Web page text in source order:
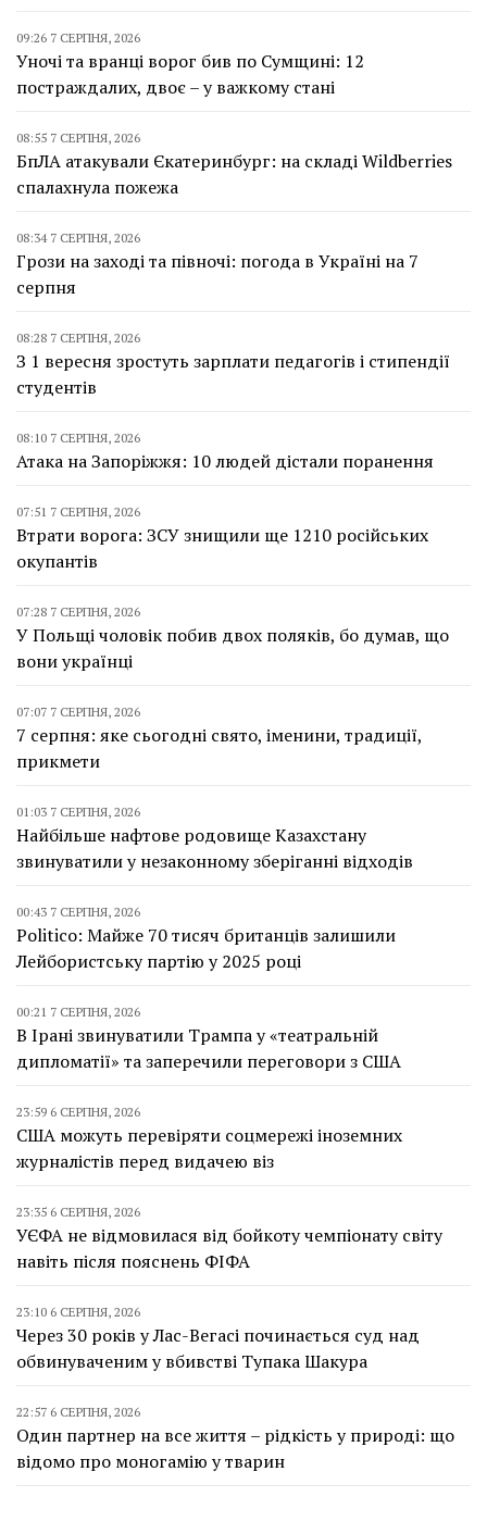
09:26 7 СЕРПНЯ, 2026
Уночі та вранці ворог бив по Сумщині: 12
постраждалих, двоє – у важкому стані
08:55 7 СЕРПНЯ, 2026
БпЛА атакували Єкатеринбург: на складі Wildberries
спалахнула пожежа
08:34 7 СЕРПНЯ, 2026
Грози на заході та півночі: погода в Україні на 7
серпня
08:28 7 СЕРПНЯ, 2026
З 1 вересня зростуть зарплати педагогів і стипендії
студентів
08:10 7 СЕРПНЯ, 2026
Атака на Запоріжжя: 10 людей дістали поранення
07:51 7 СЕРПНЯ, 2026
Втрати ворога: ЗСУ знищили ще 1210 російських
окупантів
07:28 7 СЕРПНЯ, 2026
У Польщі чоловік побив двох поляків, бо думав, що
вони українці
07:07 7 СЕРПНЯ, 2026
7 серпня: яке сьогодні свято, іменини, традиції,
прикмети
01:03 7 СЕРПНЯ, 2026
Найбільше нафтове родовище Казахстану
звинуватили у незаконному зберіганні відходів
00:43 7 СЕРПНЯ, 2026
Politico: Майже 70 тисяч британців залишили
Лейбористську партію у 2025 році
00:21 7 СЕРПНЯ, 2026
В Ірані звинуватили Трампа у «театральній
дипломатії» та заперечили переговори з США
23:59 6 СЕРПНЯ, 2026
США можуть перевіряти соцмережі іноземних
журналістів перед видачею віз
23:35 6 СЕРПНЯ, 2026
УЄФА не відмовилася від бойкоту чемпіонату світу
навіть після пояснень ФІФА
23:10 6 СЕРПНЯ, 2026
Через 30 років у Лас-Вегасі починається суд над
обвинуваченим у вбивстві Тупака Шакура
22:57 6 СЕРПНЯ, 2026
Один партнер на все життя – рідкість у природі: що
відомо про моногамію у тварин